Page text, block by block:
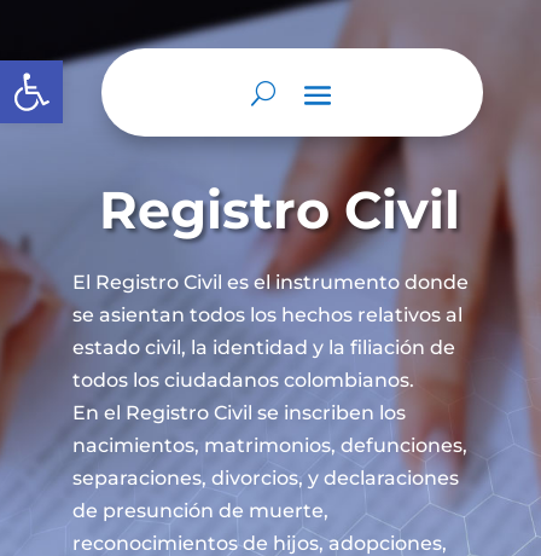
Abrir barra de herramientas
Registro Civil
El Registro Civil es el instrumento donde
se asientan todos los hechos relativos al
estado civil, la identidad y la filiación de
todos los ciudadanos colombianos.
En el Registro Civil se inscriben los
nacimientos, matrimonios, defunciones,
separaciones, divorcios, y declaraciones
de presunción de muerte,
reconocimientos de hijos, adopciones,